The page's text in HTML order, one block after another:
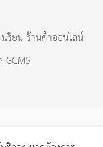
เรียน ร้านค้าออนไลน์